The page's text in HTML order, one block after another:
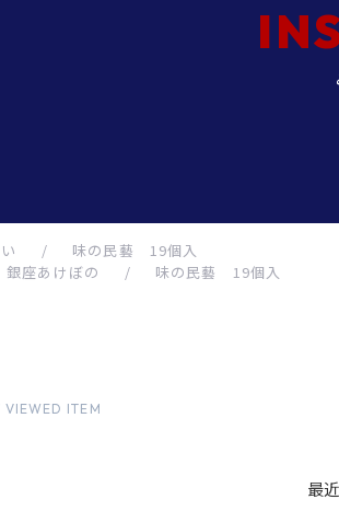
/
味の民藝 19個入
銀座あけぼの / 味の民藝 19個入
VIEWED ITEM
最